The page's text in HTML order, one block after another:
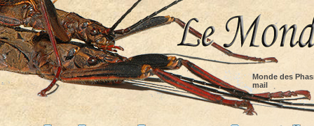
Monde des
mail